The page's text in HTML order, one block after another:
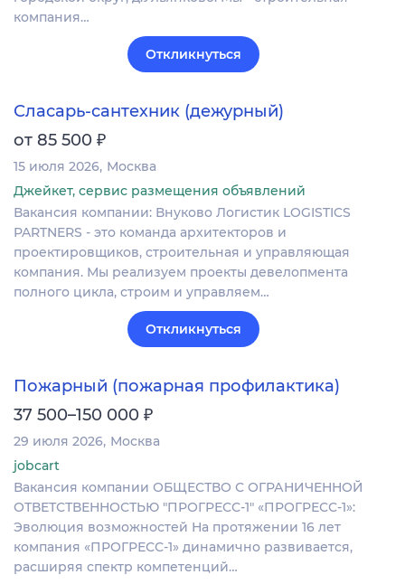
компания…
Откликнуться
Сласарь-сантехник (дежурный)
от 85 500 ₽
15 июля 2026 Москва
Джейкет, сервис размещения объявлений
Вакансия компании: Внуково Логистик LOGISTICS
PARTNERS - это команда архитекторов и
проектировщиков, строительная и управляющая
компания. Мы реализуем проекты девелопмента
полного цикла, строим и управляем…
Откликнуться
Пожарный (пожарная профилактика)
37 500–150 000 ₽
29 июля 2026 Москва
jobcart
Вакансия компании ОБЩЕСТВО С ОГРАНИЧЕННОЙ
ОТВЕТСТВЕННОСТЬЮ "ПРОГРЕСС-1" «ПРОГРЕСС-1»:
Эволюция возможностей На протяжении 16 лет
компания «ПРОГРЕСС-1» динамично развивается,
расширяя спектр компетенций…